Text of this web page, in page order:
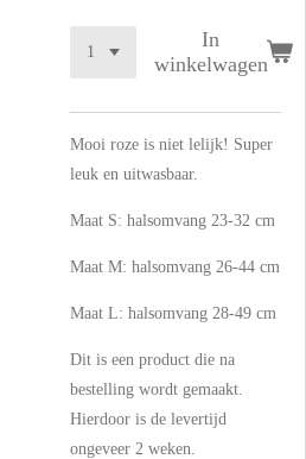
In
winkelwagen
Mooi roze is niet lelijk! Super
leuk en uitwasbaar.
Maat S: halsomvang 23-32 cm
Maat M: halsomvang 26-44 cm
Maat L: halsomvang 28-49 cm
Dit is een product die na
bestelling wordt gemaakt.
Hierdoor is de levertijd
ongeveer 2 weken.